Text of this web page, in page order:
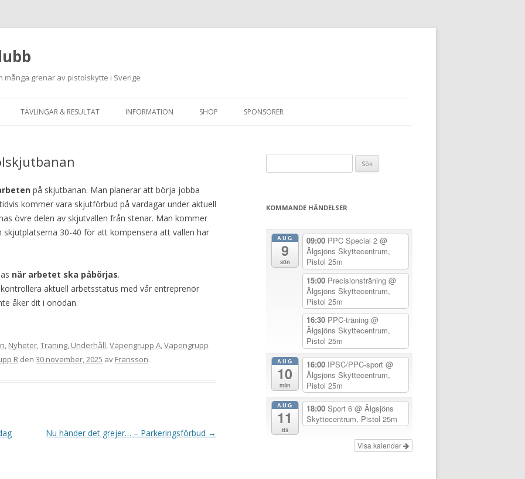
många grenar av pistolskytte i Sverige
till
TÄVLINGAR & RESULTAT
SKJUTPROGRAM 2026
INFORMATION
RUTINER FÖR SKJUTLEDARE
FÄLTSKYTTE
VAPENLICENS &
MILJÖAMMUNITION?
SHOP SPONSORER
på skjutbanan. Man planerar att börja jobba
kommer vara skjutförbud på vardagar under aktuell
övre delen av skjutvallen från stenar. Man kommer
30-40 för att kompensera att vallen har
när arbetet ska påbörjas.
aktuell arbetsstatus med vår entreprenör
åker dit i onödan.
, Nyheter,Träning, Underhåll,Vapengrupp A,Vapengrupp
R den 30 november, 2025 av Fransson.
Nu händer det grejer… – Parkeringsförbud →
efter:
KOMMANDE HÄNDELSER
AUG
9
sön
09:00 PPC Special 2 @
Älgsjöns Skyttecentrum,
Pistol 25m
15:00 Precisionsträning @
Älgsjöns Skyttecentrum,
Pistol 25m
16:30 PPC-träning @
Älgsjöns Skyttecentrum,
Pistol 25m
AUG
10
mån
16:00 IPSC/PPC-sport @
Älgsjöns Skyttecentrum,
Pistol 25m
AUG
11
tis
18:00 Sport 6 @ Älgsjöns
Skyttecentrum, Pistol 25m
Visa kalender